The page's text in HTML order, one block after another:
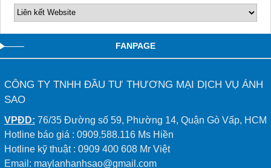
FANPAGE
CÔNG TY TNHH ĐẦU TƯ THƯƠNG MẠI DỊCH VỤ ÁNH
SAO
VPĐD: 76/35 Đường số 59, Phường 14, Quận Gò Vấp, HCM
Hotline báo giá : 0909.588.116 Ms Hiền
Hotline kỹ thuật : 0909 400 608 Mr Việt
Email: maylanhanhsao@gmail.com